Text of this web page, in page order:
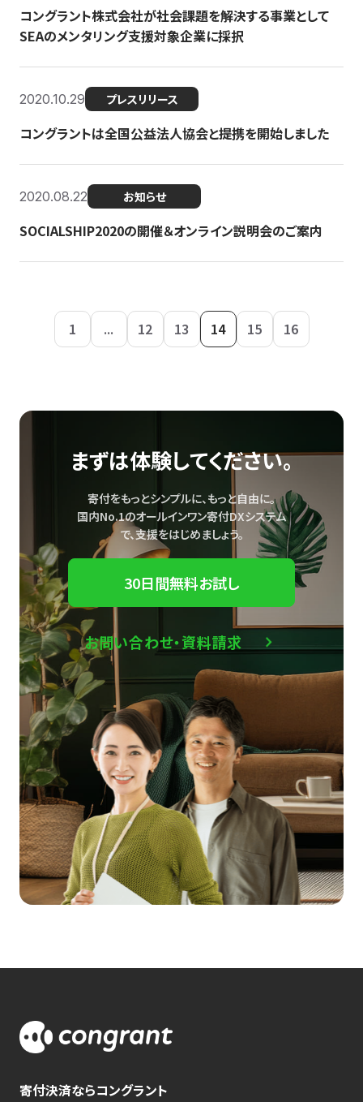
コングラント株式会社が社会課題を解決する事業として
SEAのメンタリング支援対象企業に採択
2020.10.29 プレスリリース
コングラントは全国公益法人協会と提携を開始しました
2020.08.22 お知らせ
SOCIALSHIP2020の開催＆オンライン説明会のご案内
1 ... 12 13 14 15 16
まずは体験してください。
寄付をもっとシンプルに、もっと自由に。
国内No.1のオールインワン寄付DXシステム
で、支援をはじめましょう。
30日間無料お試し
お問い合わせ・資料請求
寄付決済ならコングラント